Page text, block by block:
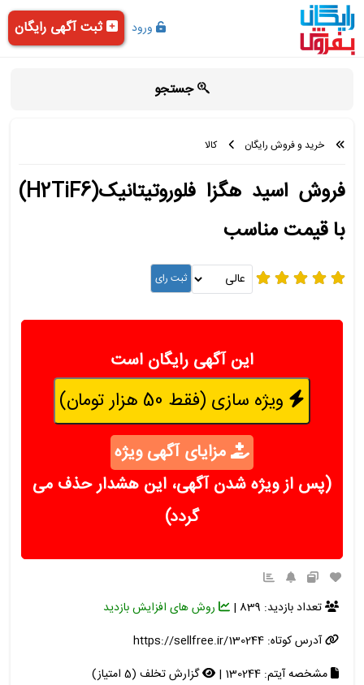
ورود ثبت آگهی رایگان
جستجو
خرید و فروش رایگان کالا
فروش اسید هگزا فلوروتیتانیک(H2TiF6)
با قیمت مناسب
این آگهی رایگان است
ویژه سازی (فقط 50 هزار تومان)
مزایای آگهی ویژه
(پس از ویژه شدن آگهی، این هشدار حذف می
گردد)
تعداد بازدید: 839 |
روش های افزایش بازدید
آدرس کوتاه:https://sellfree.ir/130244
مشخصه آیتم: 130244 |
گزارش تخلف (5 امتیاز)